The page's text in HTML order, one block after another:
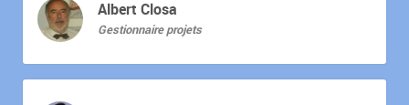
Albert Closa
Gestionnaire projets